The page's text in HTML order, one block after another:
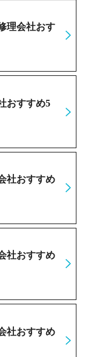
理会社おす
おすすめ5
社おすすめ
社おすすめ
社おすすめ